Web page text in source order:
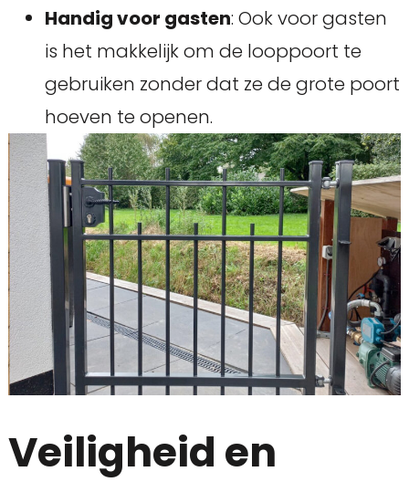
Handig voor gasten: Ook voor gasten
is het makkelijk om de looppoort te
gebruiken zonder dat ze de grote poort
hoeven te openen.
Veiligheid en